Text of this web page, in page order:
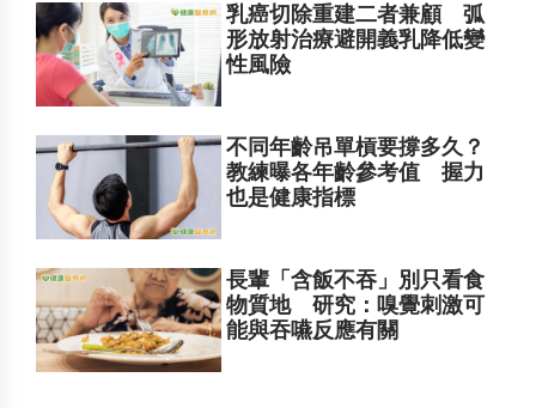
乳癌切除重建二者兼顧 弧
形放射治療避開義乳降低變
性風險
不同年齡吊單槓要撐多久？
教練曝各年齡參考值 握力
也是健康指標
長輩「含飯不吞」別只看食
物質地 研究：嗅覺刺激可
能與吞嚥反應有關